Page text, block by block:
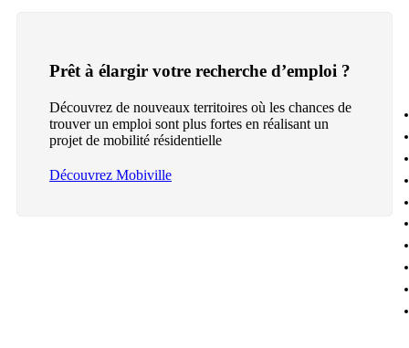
Prêt à élargir votre recherche d’emploi ?
Découvrez de nouveaux territoires où les chances de
trouver un emploi sont plus fortes en réalisant un
projet de mobilité résidentielle
Découvrez Mobiville